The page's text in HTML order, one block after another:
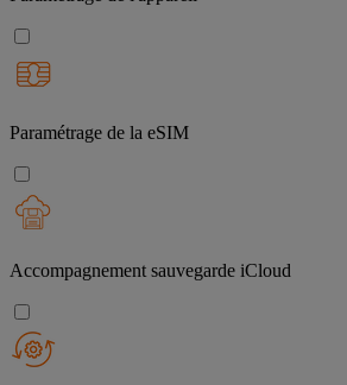
Paramétrage de la eSIM
Accompagnement sauvegarde iCloud